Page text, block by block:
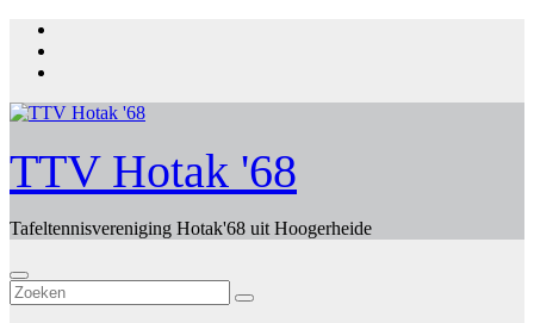
naar
TTV Hotak '68
Tafeltennisvereniging Hotak'68 uit Hoogerheide